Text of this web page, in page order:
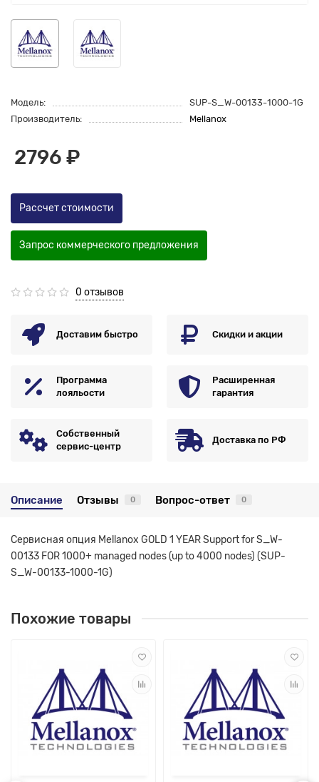
Модель:
SUP-S_W-00133-1000-1G
Производитель:
Mellanox
2796 ₽
Рассчет стоимости
Запрос коммерческого предложения
0 отзывов
Доставим быстро Скидки и акции
Программа
лояльости
Расширенная
гарантия
Собственный
сервис-центр
Доставка по РФ
Описание Отзывы 0 Вопрос-ответ 0
Сервисная опция Mellanox GOLD 1 YEAR Support for S_W-
00133 FOR 1000+ managed nodes (up to 4000 nodes) (SUP-
S_W-00133-1000-1G)
Похожие товары